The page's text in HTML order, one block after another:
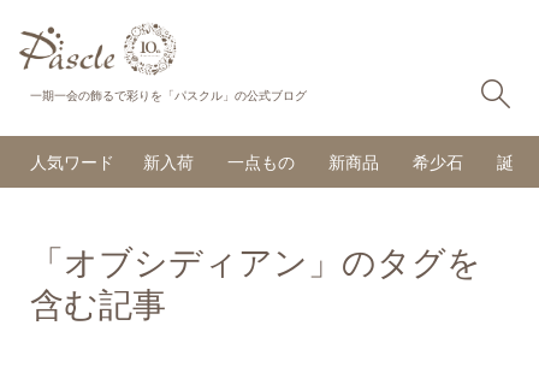
一期一会の飾るで彩りを「パスクル」の公式ブログ
人気ワード 新入荷 一点もの 新商品 希少石 誕生
「オブシディアン」のタグを
含む記事